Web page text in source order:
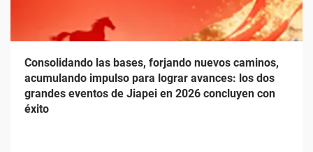
Consolidando las bases, forjando nuevos caminos,
acumulando impulso para lograr avances: los dos
grandes eventos de Jiapei en 2026 concluyen con
éxito